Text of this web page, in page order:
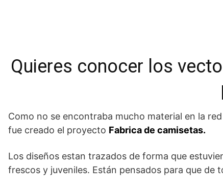
Quieres conocer los
Como no se encontraba mucho material en la
fue creado el proyecto Fabrica de camisetas.
Los diseños estan trazados de forma que
frescos y juveniles. Están pensados para que de